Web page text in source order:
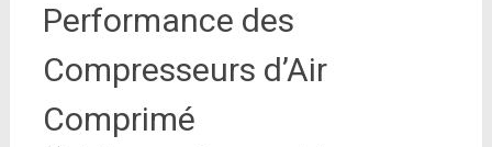
Performance des
Compresseurs d’Air
Comprimé